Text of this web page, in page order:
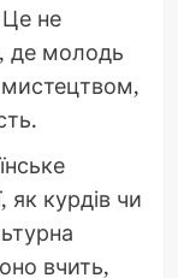
не
де молодь
як курдів чи
вчить,